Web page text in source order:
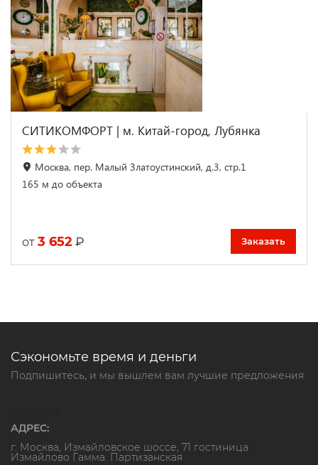
СИТИКОМФОРТ | м. Китай-город, Лубянка
Москва, пер. Малый Златоустинский, д.3, стр.1
165 м до объекта
от 3 652 ₽ Заказать
Сэкономьте время и деньги
Подпишитесь, и мы вышлем вам лучшие предложения
АДРЕС:
г. Москва, Измайловское шоссе, 71 гостиница
Измайлово Гамма. Партизанская